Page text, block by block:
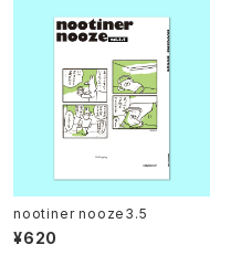
nootiner nooze3.5
¥620